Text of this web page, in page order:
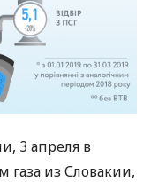
3 апреля в
газа из Словакии,